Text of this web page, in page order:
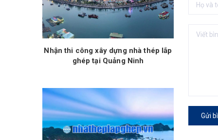
Gửi
Nhận thi công xây dựng nhà thép lắp
ghép tại Quảng Ninh